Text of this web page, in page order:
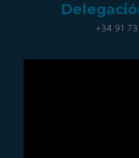
+34 91